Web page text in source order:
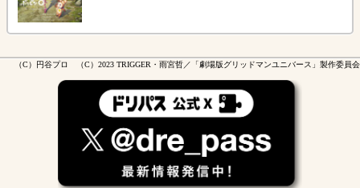
（C）円谷プロ （C）2023 TRIGGER・雨宮哲／「劇場版グリッドマンユニバース」製作委員会